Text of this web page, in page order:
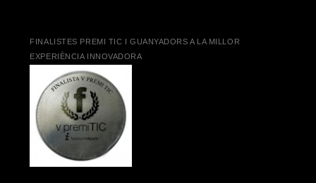
FINALISTES PREMI TIC I GUANYADORS A LA MILLOR
EXPERIÈNCIA INNOVADORA